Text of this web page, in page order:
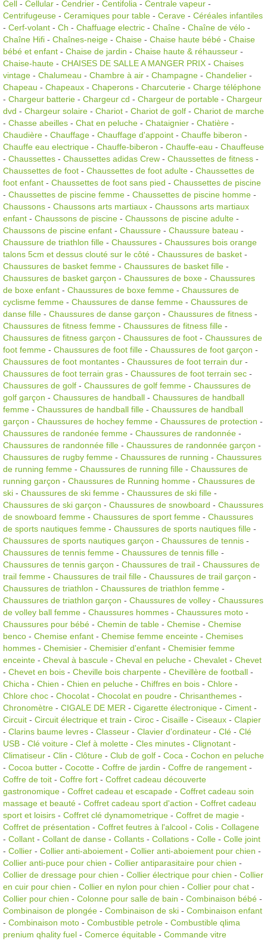
Cell - Cellular - Cendrier - Centifolia - Centrale vapeur -
Centrifugeuse - Ceramiques pour table - Cerave - Céréales infantiles
- Cerf-volant - Ch - Chaffuage electric - Chaîne - Chaîne de vélo -
Chaîne Hifi - Chaînes-neige - Chaise - Chaise haute bébé - Chaise
bébé et enfant - Chaise de jardin - Chaise haute & réhausseur -
Chaise-haute - CHAISES DE SALLE A MANGER PRIX - Chaises
vintage - Chalumeau - Chambre à air - Champagne - Chandelier -
Chapeau - Chapeaux - Chaperons - Charcuterie - Charge téléphone
- Chargeur batterie - Chargeur cd - Chargeur de portable - Chargeur
dvd - Chargeur solaire - Chariot - Chariot de golf - Chariot de marche
- Chasse abeilles - Chat en peluche - Chataignier - Chatière -
Chaudière - Chauffage - Chauffage d'appoint - Chauffe biberon -
Chauffe eau electrique - Chauffe-biberon - Chauffe-eau - Chauffeuse
- Chaussettes - Chaussettes adidas Crew - Chaussettes de fitness -
Chaussettes de foot - Chaussettes de foot adulte - Chaussettes de
foot enfant - Chaussettes de foot sans pied - Chaussettes de piscine
- Chaussettes de piscine femme - Chaussettes de piscine homme -
Chaussons - Chaussons arts martiaux - Chaussons arts martiaux
enfant - Chaussons de piscine - Chaussons de piscine adulte -
Chaussons de piscine enfant - Chaussure - Chaussure bateau -
Chaussure de triathlon fille - Chaussures - Chaussures bois orange
talons 5cm et dessus clouté sur le côté - Chaussures de basket -
Chaussures de basket femme - Chaussures de basket fille -
Chaussures de basket garçon - Chaussures de boxe - Chaussures
de boxe enfant - Chaussures de boxe femme - Chaussures de
cyclisme femme - Chaussures de danse femme - Chaussures de
danse fille - Chaussures de danse garçon - Chaussures de fitness -
Chaussures de fitness femme - Chaussures de fitness fille -
Chaussures de fitness garçon - Chaussures de foot - Chaussures de
foot femme - Chaussures de foot fille - Chaussures de foot garçon -
Chaussures de foot montantes - Chaussures de foot terrain dur -
Chaussures de foot terrain gras - Chaussures de foot terrain sec -
Chaussures de golf - Chaussures de golf femme - Chaussures de
golf garçon - Chaussures de handball - Chaussures de handball
femme - Chaussures de handball fille - Chaussures de handball
garçon - Chaussures de hochey femme - Chaussures de protection -
Chaussures de randonée femme - Chaussures de randonnée -
Chaussures de randonnée fille - Chaussures de randonnée garçon -
Chaussures de rugby femme - Chaussures de running - Chaussures
de running femme - Chaussures de running fille - Chaussures de
running garçon - Chaussures de Running homme - Chaussures de
ski - Chaussures de ski femme - Chaussures de ski fille -
Chaussures de ski garçon - Chaussures de snowboard - Chaussures
de snowboard femme - Chaussures de sport femme - Chaussures
de sports nautiques femme - Chaussures de sports nautiques fille -
Chaussures de sports nautiques garçon - Chaussures de tennis -
Chaussures de tennis femme - Chaussures de tennis fille -
Chaussures de tennis garçon - Chaussures de trail - Chaussures de
trail femme - Chaussures de trail fille - Chaussures de trail garçon -
Chaussures de triathlon - Chaussures de triathlon femme -
Chaussures de triathlon garçon - Chaussures de volley - Chaussures
de volley ball femme - Chaussures hommes - Chaussures moto -
Chaussures pour bébé - Chemin de table - Chemise - Chemise
benco - Chemise enfant - Chemise femme enceinte - Chemises
hommes - Chemisier - Chemisier d'enfant - Chemisier femme
enceinte - Cheval à bascule - Cheval en peluche - Chevalet - Chevet
- Chevet en bois - Cheville bois charpente - Chevillère de football -
Chicha - Chien - Chien en peluche - Chiffres en bois - Chlore -
Chlore choc - Chocolat - Chocolat en poudre - Chrisanthemes -
Chronomètre - CIGALE DE MER - Cigarette électronique - Ciment -
Circuit - Circuit électrique et train - Ciroc - Cisaille - Ciseaux - Clapier
- Clarins baume levres - Classeur - Clavier d'ordinateur - Clé - Clé
USB - Clé voiture - Clef à molette - Cles minutes - Clignotant -
Climatiseur - Clin - Clôture - Club de golf - Coca - Cochon en peluche
- Cocoa butter - Cocotte - Coffre de jardin - Coffre de rangement -
Coffre de toit - Coffre fort - Coffret cadeau découverte
gastronomique - Coffret cadeau et escapade - Coffret cadeau soin
massage et beauté - Coffret cadeau sport d'action - Coffret cadeau
sport et loisirs - Coffret clé dynamometrique - Coffret de magie -
Coffret de présentation - Coffret feutres à l'alcool - Colis - Collagene
- Collant - Collant de danse - Collants - Collations - Colle - Colle joint
- Collier - Collier anti-aboiement - Collier anti-aboiement pour chien -
Collier anti-puce pour chien - Collier antiparasitaire pour chien -
Collier de dressage pour chien - Collier électrique pour chien - Collier
en cuir pour chien - Collier en nylon pour chien - Collier pour chat -
Collier pour chien - Colonne pour salle de bain - Combinaison bébé -
Combinaison de plongée - Combinaison de ski - Combinaison enfant
- Combinaison moto - Combustible petrole - Combustible qlima
prenium qhality fuel - Comerce équitable - Commande vitre